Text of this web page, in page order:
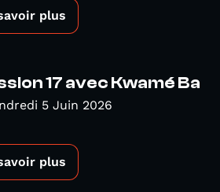
plus
17 avec Kwamé Ba
5 Juin 2026
plus